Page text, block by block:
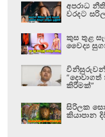
අපරාධ
වරදට
කුස තුළ
වෛද්‍ය
කිරීමක්”
සිරිලක
කියාපාන